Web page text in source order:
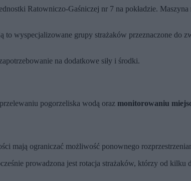
Ratowniczo-Gaśniczej nr 7 na pokładzie. Maszyna
to wyspecjalizowane grupy strażaków przeznaczone do
na dodatkowe siły i środki.
pogorzeliska wodą oraz monitorowaniu
mają ograniczać możliwość ponownego
prowadzona jest rotacja strażaków, którzy od